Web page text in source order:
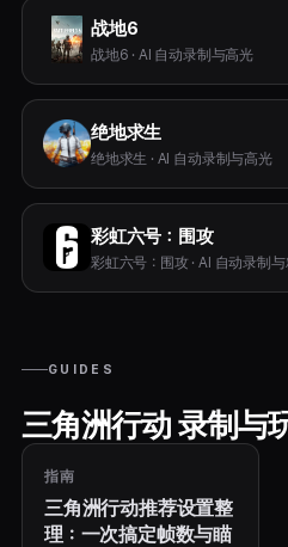
战地6
战地6 · AI 自动录制与高光
绝地求生
绝地求生 · AI 自动录制与高光
彩虹六号：围攻
彩虹六号：围攻 · AI 自动录制
GUIDES
三角洲行动 录制与
指南
三角洲行动推荐设置整
理：一次搞定帧数与瞄